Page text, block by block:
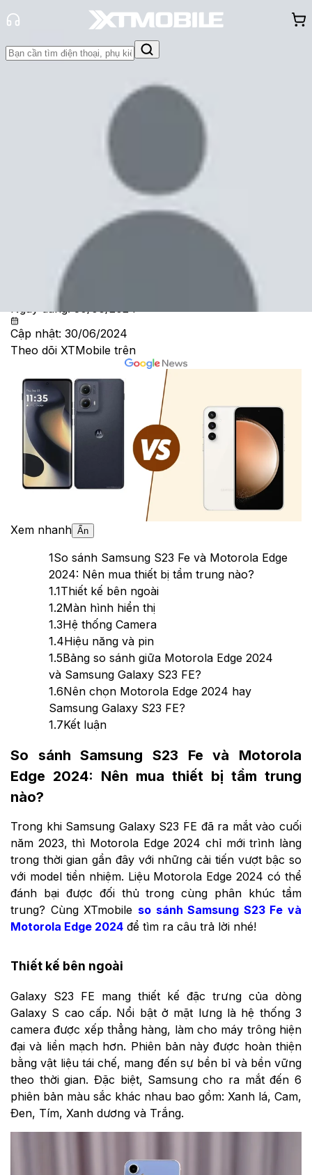
Hỏi đáp Thông báo
So sánh Motorola Edge 2024 và
Samsung Galaxy S23 FE: Nên mua
thiết bị tầm trung nào?
Ngày đăng:30/06/2024
Cập nhật: 30/06/2024
Theo dõi XTMobile trên
Xem nhanh Ẩn
1So sánh Samsung S23 Fe và Motorola Edge
2024: Nên mua thiết bị tầm trung nào?
1.1Thiết kế bên ngoài
1.2Màn hình hiển thị
1.3Hệ thống Camera
1.4Hiệu năng và pin
1.5Bảng so sánh giữa Motorola Edge 2024
và Samsung Galaxy S23 FE?
1.6Nên chọn Motorola Edge 2024 hay
Samsung Galaxy S23 FE?
1.7Kết luận
So sánh Samsung S23 Fe và Motorola
Edge 2024: Nên mua thiết bị tầm trung
nào?
Trong khi Samsung Galaxy S23 FE đã ra mắt vào cuối
năm 2023, thì Motorola Edge 2024 chỉ mới trình làng
trong thời gian gần đây với những cải tiến vượt bậc so
với model tiền nhiệm. Liệu Motorola Edge 2024 có thể
đánh bại được đối thủ trong cùng phân khúc tầm
trung? Cùng XTmobile so sánh Samsung S23 Fe và
Motorola Edge 2024 để tìm ra câu trả lời nhé!
Thiết kế bên ngoài
Galaxy S23 FE mang thiết kế đặc trưng của dòng
Galaxy S cao cấp. Nổi bật ở mặt lưng là hệ thống 3
camera được xếp thẳng hàng, làm cho máy trông hiện
đại và liền mạch hơn. Phiên bản này được hoàn thiện
bằng vật liệu tái chế, mang đến sự bền bỉ và bền vững
theo thời gian. Đặc biệt, Samsung cho ra mắt đến 6
phiên bản màu sắc khác nhau bao gồm: Xanh lá, Cam,
Đen, Tím, Xanh dương và Trắng.